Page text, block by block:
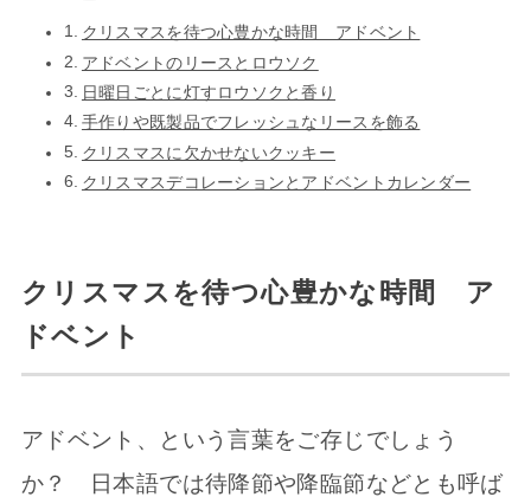
クリスマスを待つ心豊かな時間 アドベント
アドベントのリースとロウソク
日曜日ごとに灯すロウソクと香り
手作りや既製品でフレッシュなリースを飾る
クリスマスに欠かせないクッキー
クリスマスデコレーションとアドベントカレンダー
クリスマスを待つ心豊かな時間 ア
ドベント
アドベント、という言葉をご存じでしょう
か？ 日本語では待降節や降臨節などとも呼ば